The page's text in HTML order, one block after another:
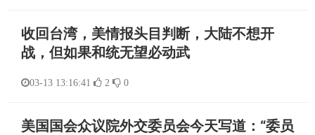
收回台湾，美情报头目判断，大陆不想开
战，但如果和统无望必动武
03-13 13:16:41 2 0
美国国会众议院外交委员会今天写道：“委员